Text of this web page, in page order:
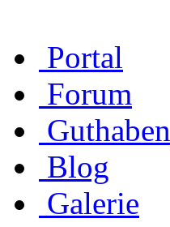
Portal
Forum
Guthaben
Blog
Galerie